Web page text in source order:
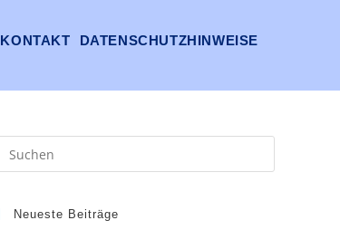
KONTAKT DATENSCHUTZHINWEISE
Neueste Beiträge